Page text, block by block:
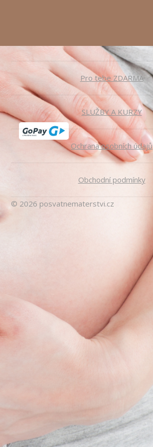
Pro tebe ZDARMA
SLUŽBY A KURZY
Ochrana osobních údajů
Obchodní podmínky
© 2026 posvatnematerstvi.cz